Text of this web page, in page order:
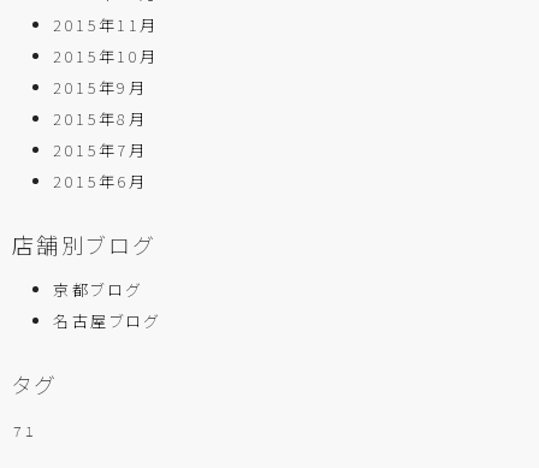
2015年11月
2015年10月
2015年9月
2015年8月
2015年7月
2015年6月
店舗別ブログ
京都ブログ
名古屋ブログ
タグ
７１